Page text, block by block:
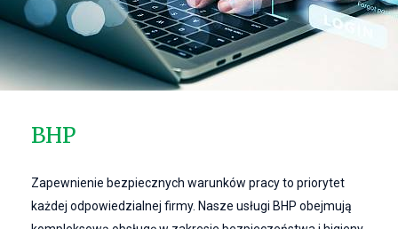
BHP
Zapewnienie bezpiecznych warunków pracy to priorytet
każdej odpowiedzialnej firmy. Nasze usługi BHP obejmują